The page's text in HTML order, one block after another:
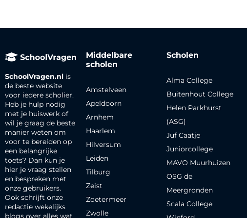
SchoolVragen.nl is
de beste website
voor iedere scholier.
Heb je hulp nodig
met je huiswerk of
wil je graag de beste
manier weten om
voor te bereiden op
een belangrijke
toets? Dan kun je
hier je vraag stellen
en bespreken met
onze gebruikers.
Ook schrijft onze
redactie wekelijks
blogs over alles wat
Middelbare
scholen
Amstelveen
Apeldoorn
Arnhem
Haarlem
Hilversum
Leiden
Tilburg
Zeist
Zoetermeer
Zwolle
Scholen
Alma College
Buitenhout College
Helen Parkhurst
(ASG)
Juf Caatje
Juniorcollege
MAVO Muurhuizen
OSG de
Meergronden
Scala College